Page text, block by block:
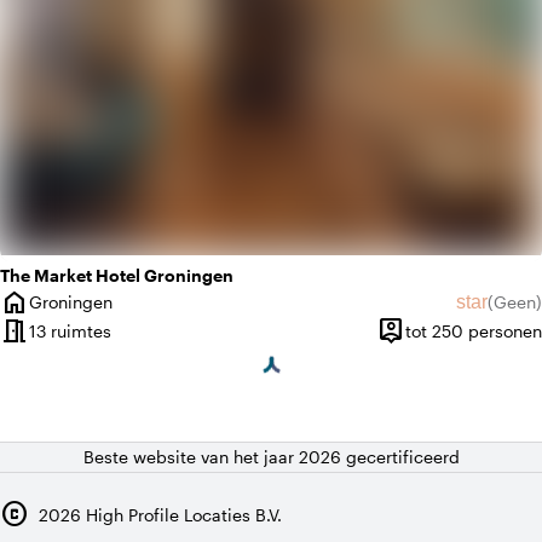
The Market Hotel Groningen
home
Plaats
Groningen star(Geen)
Geen
meeting_room13 ruimtes person_pin
Capaciteit
tot 250 personen
Beste website van het jaar 2026 gecertificeerd
copyright 2026 High Profile Locaties B.V.